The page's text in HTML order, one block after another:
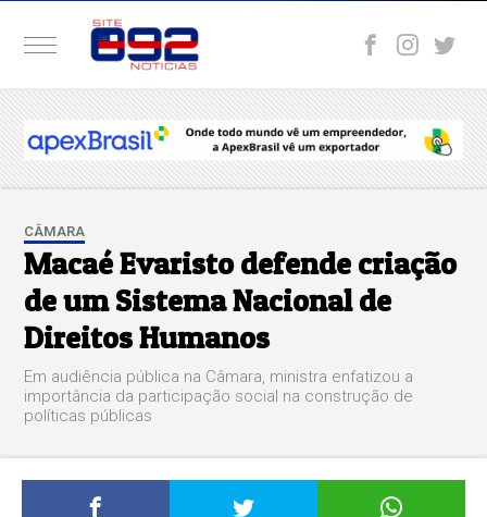
CÂMARA
Macaé Evaristo defende criação
de um Sistema Nacional de
Direitos Humanos
Em audiência pública na Câmara, ministra enfatizou a
importância da participação social na construção de
políticas públicas